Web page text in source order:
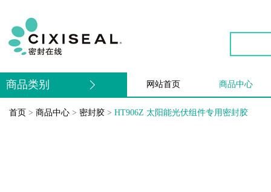
商品类别 网站首页 商品中心
首页 > 商品中心 > 密封胶 > HT906Z 太阳能光伏组件专用密封胶